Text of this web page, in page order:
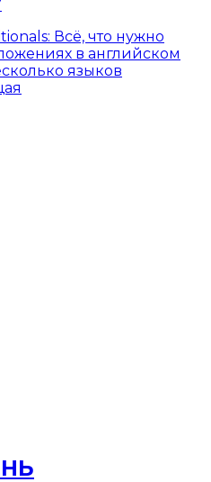
Всё, что нужно
в английском
языков